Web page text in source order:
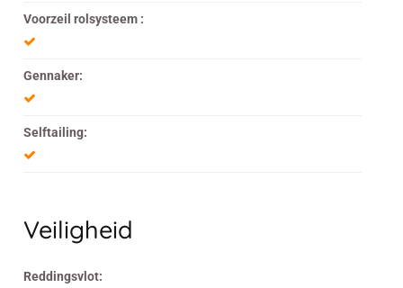
Voorzeil rolsysteem :
Gennaker:
Selftailing:
Veiligheid
Reddingsvlot: